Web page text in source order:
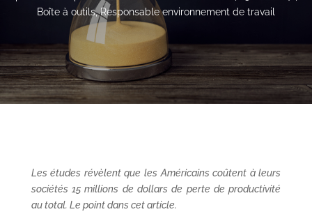
Boîte à outils,Responsable environnement de travail
Les études révèlent que les Américains coûtent à leurs
sociétés 15 millions de dollars de perte de productivité
au total. Le point dans cet article.